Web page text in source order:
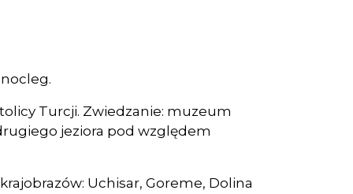
Turcji. Zwiedzanie: muzeum
jeziora pod względem
Uchisar, Goreme, Dolina